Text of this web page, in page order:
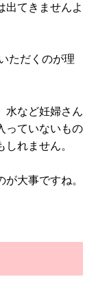
出てきませんよ
ただくのが理
水など妊婦さん
っていないもの
れません。
大事ですね。